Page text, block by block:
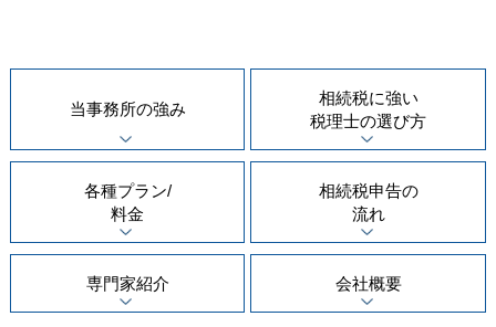
当事務所の強み
相続税に強い
税理士の選び方
各種プラン/
料金
相続税申告の
流れ
専門家紹介 会社概要